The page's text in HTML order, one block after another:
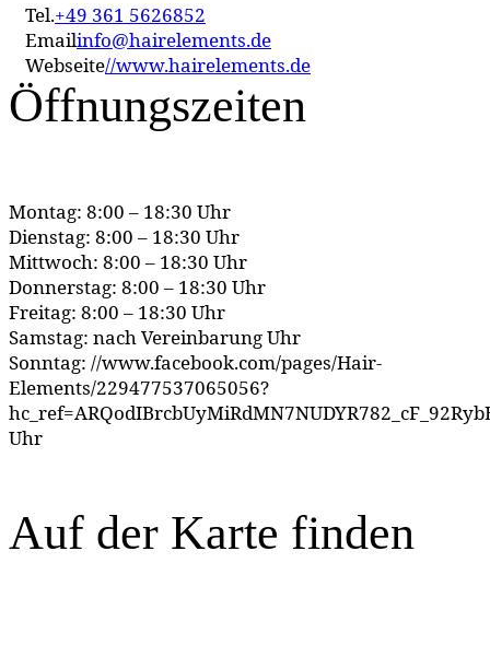
Tel.+49 361 5626852
Emailinfo@hairelements.de
Webseite//www.hairelements.de
Öffnungszeiten
Montag: 8:00 – 18:30 Uhr
Dienstag: 8:00 – 18:30 Uhr
Mittwoch: 8:00 – 18:30 Uhr
Donnerstag: 8:00 – 18:30 Uhr
Freitag: 8:00 – 18:30 Uhr
Samstag: nach Vereinbarung Uhr
Sonntag: //www.facebook.com/pages/Hair-
Elements/229477537065056?
Uhr
Auf der Karte finden